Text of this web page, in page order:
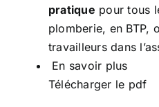
pratique pour tous
plomberie, en BTP,
travailleurs dans
En savoir plus
Télécharger le pdf